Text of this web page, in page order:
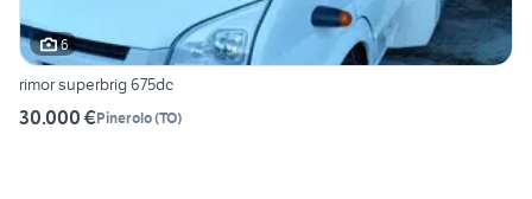
6
rimor superbrig 675dc
30.000 €Pinerolo(TO)